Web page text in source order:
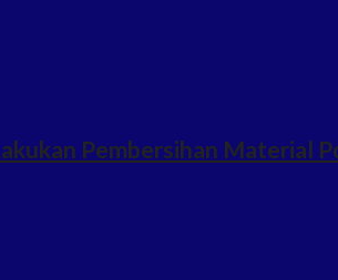
Pembersihan Material